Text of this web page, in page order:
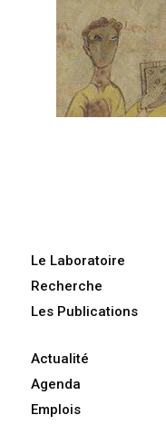
Le Laboratoire
Recherche
Les Publications
Actualité
Agenda
Emplois